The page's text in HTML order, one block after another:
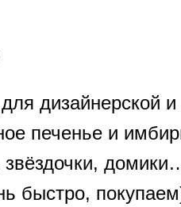
дизайнерской
печенье и
звёздочки,
быстро,